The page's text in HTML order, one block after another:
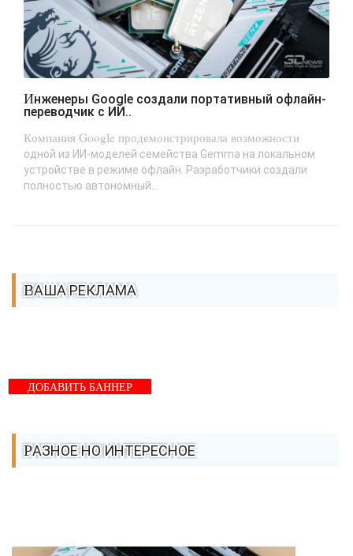
Инженеры Google создали портативный офлайн-
переводчик с ИИ..
Компания Google продемонстрировала возможности
одной из ИИ-моделей семейства Gemma на локальном
устройстве в режиме офлайн. Разработчики создали
полностью автономный...
ВАША РЕКЛАМА
ДОБАВИТЬ БАННЕР
РАЗНОЕ НО ИНТЕРЕСНОЕ